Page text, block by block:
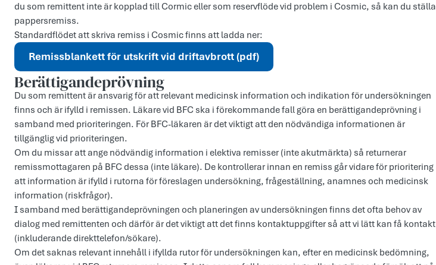
du som remittent inte är kopplad till Cormic eller som reservflöde vid problem i Cosmic, så kan du ställa
pappersremiss.
Standardflödet att skriva remiss i Cosmic finns att ladda ner:
Remissblankett för utskrift vid driftavbrott (pdf)
Berättigandeprövning
Du som remittent är ansvarig för att relevant medicinsk information och indikation för undersökningen
finns och är ifylld i remissen. Läkare vid BFC ska i förekommande fall göra en berättigandeprövning i
samband med prioriteringen. För BFC-läkaren är det viktigt att den nödvändiga informationen är
tillgänglig vid prioriteringen.
Om du missar att ange nödvändig information i elektiva remisser (inte akutmärkta) så returnerar
remissmottagaren på BFC dessa (inte läkare). De kontrollerar innan en remiss går vidare för prioritering
att information är ifylld i rutorna för föreslagen undersökning, frågeställning, anamnes och medicinsk
information (riskfrågor).
I samband med berättigandeprövningen och planeringen av undersökningen finns det ofta behov av
dialog med remittenten och därför är det viktigt att det finns kontaktuppgifter så att vi lätt kan få kontakt
(inkluderande direkttelefon/sökare).
Om det saknas relevant innehåll i ifyllda rutor för undersökningen kan, efter en medicinsk bedömning,